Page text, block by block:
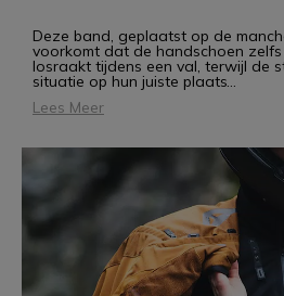
Deze band, geplaatst op de
voorkomt dat de handschoen
losraakt tijdens een val, terwijl de
situatie op hun juiste plaats...
Lees Meer